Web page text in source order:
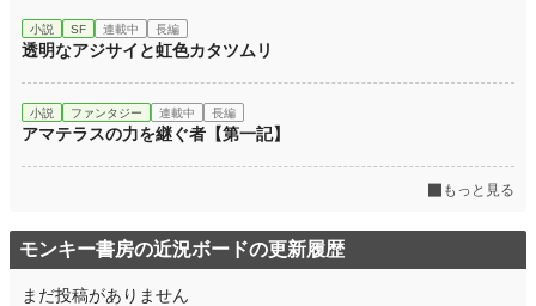
小説 SF 連載中 長編
透明なアジサイと虹色カタツムリ
小説 ファンタジー 連載中 長編
アマテラスの力を継ぐ者【第一記】
もっと見る
モンキー書房の近況ボードの更新履歴
まだ投稿がありません